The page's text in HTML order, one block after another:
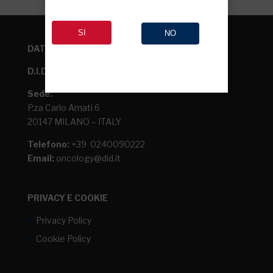
DATI AZIENDA
D.I.D. S.p.A
Sede:
P.za Carlo Amati 6
20147 MILANO – ITALY
Telefono: +39 0240090222
Email: oncology@did.it
PRIVACY E COOKIE
Privacy Policy
Cookie Policy
SI NO